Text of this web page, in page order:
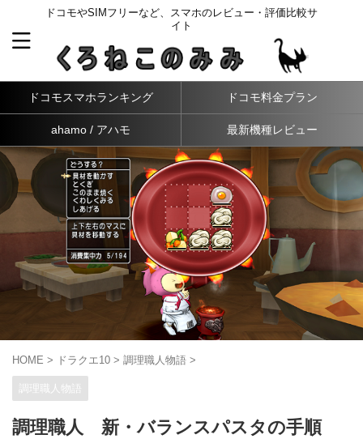
ドコモやSIMフリーなど、スマホのレビュー・評価比較サ
イト
ドコモスマホランキング ドコモ料金プラン
ahamo / アハモ 最新機種レビュー
HOME > ドラクエ10 > 調理職人物語 >
調理職人物語
調理職人 新・バランスパスタの手順